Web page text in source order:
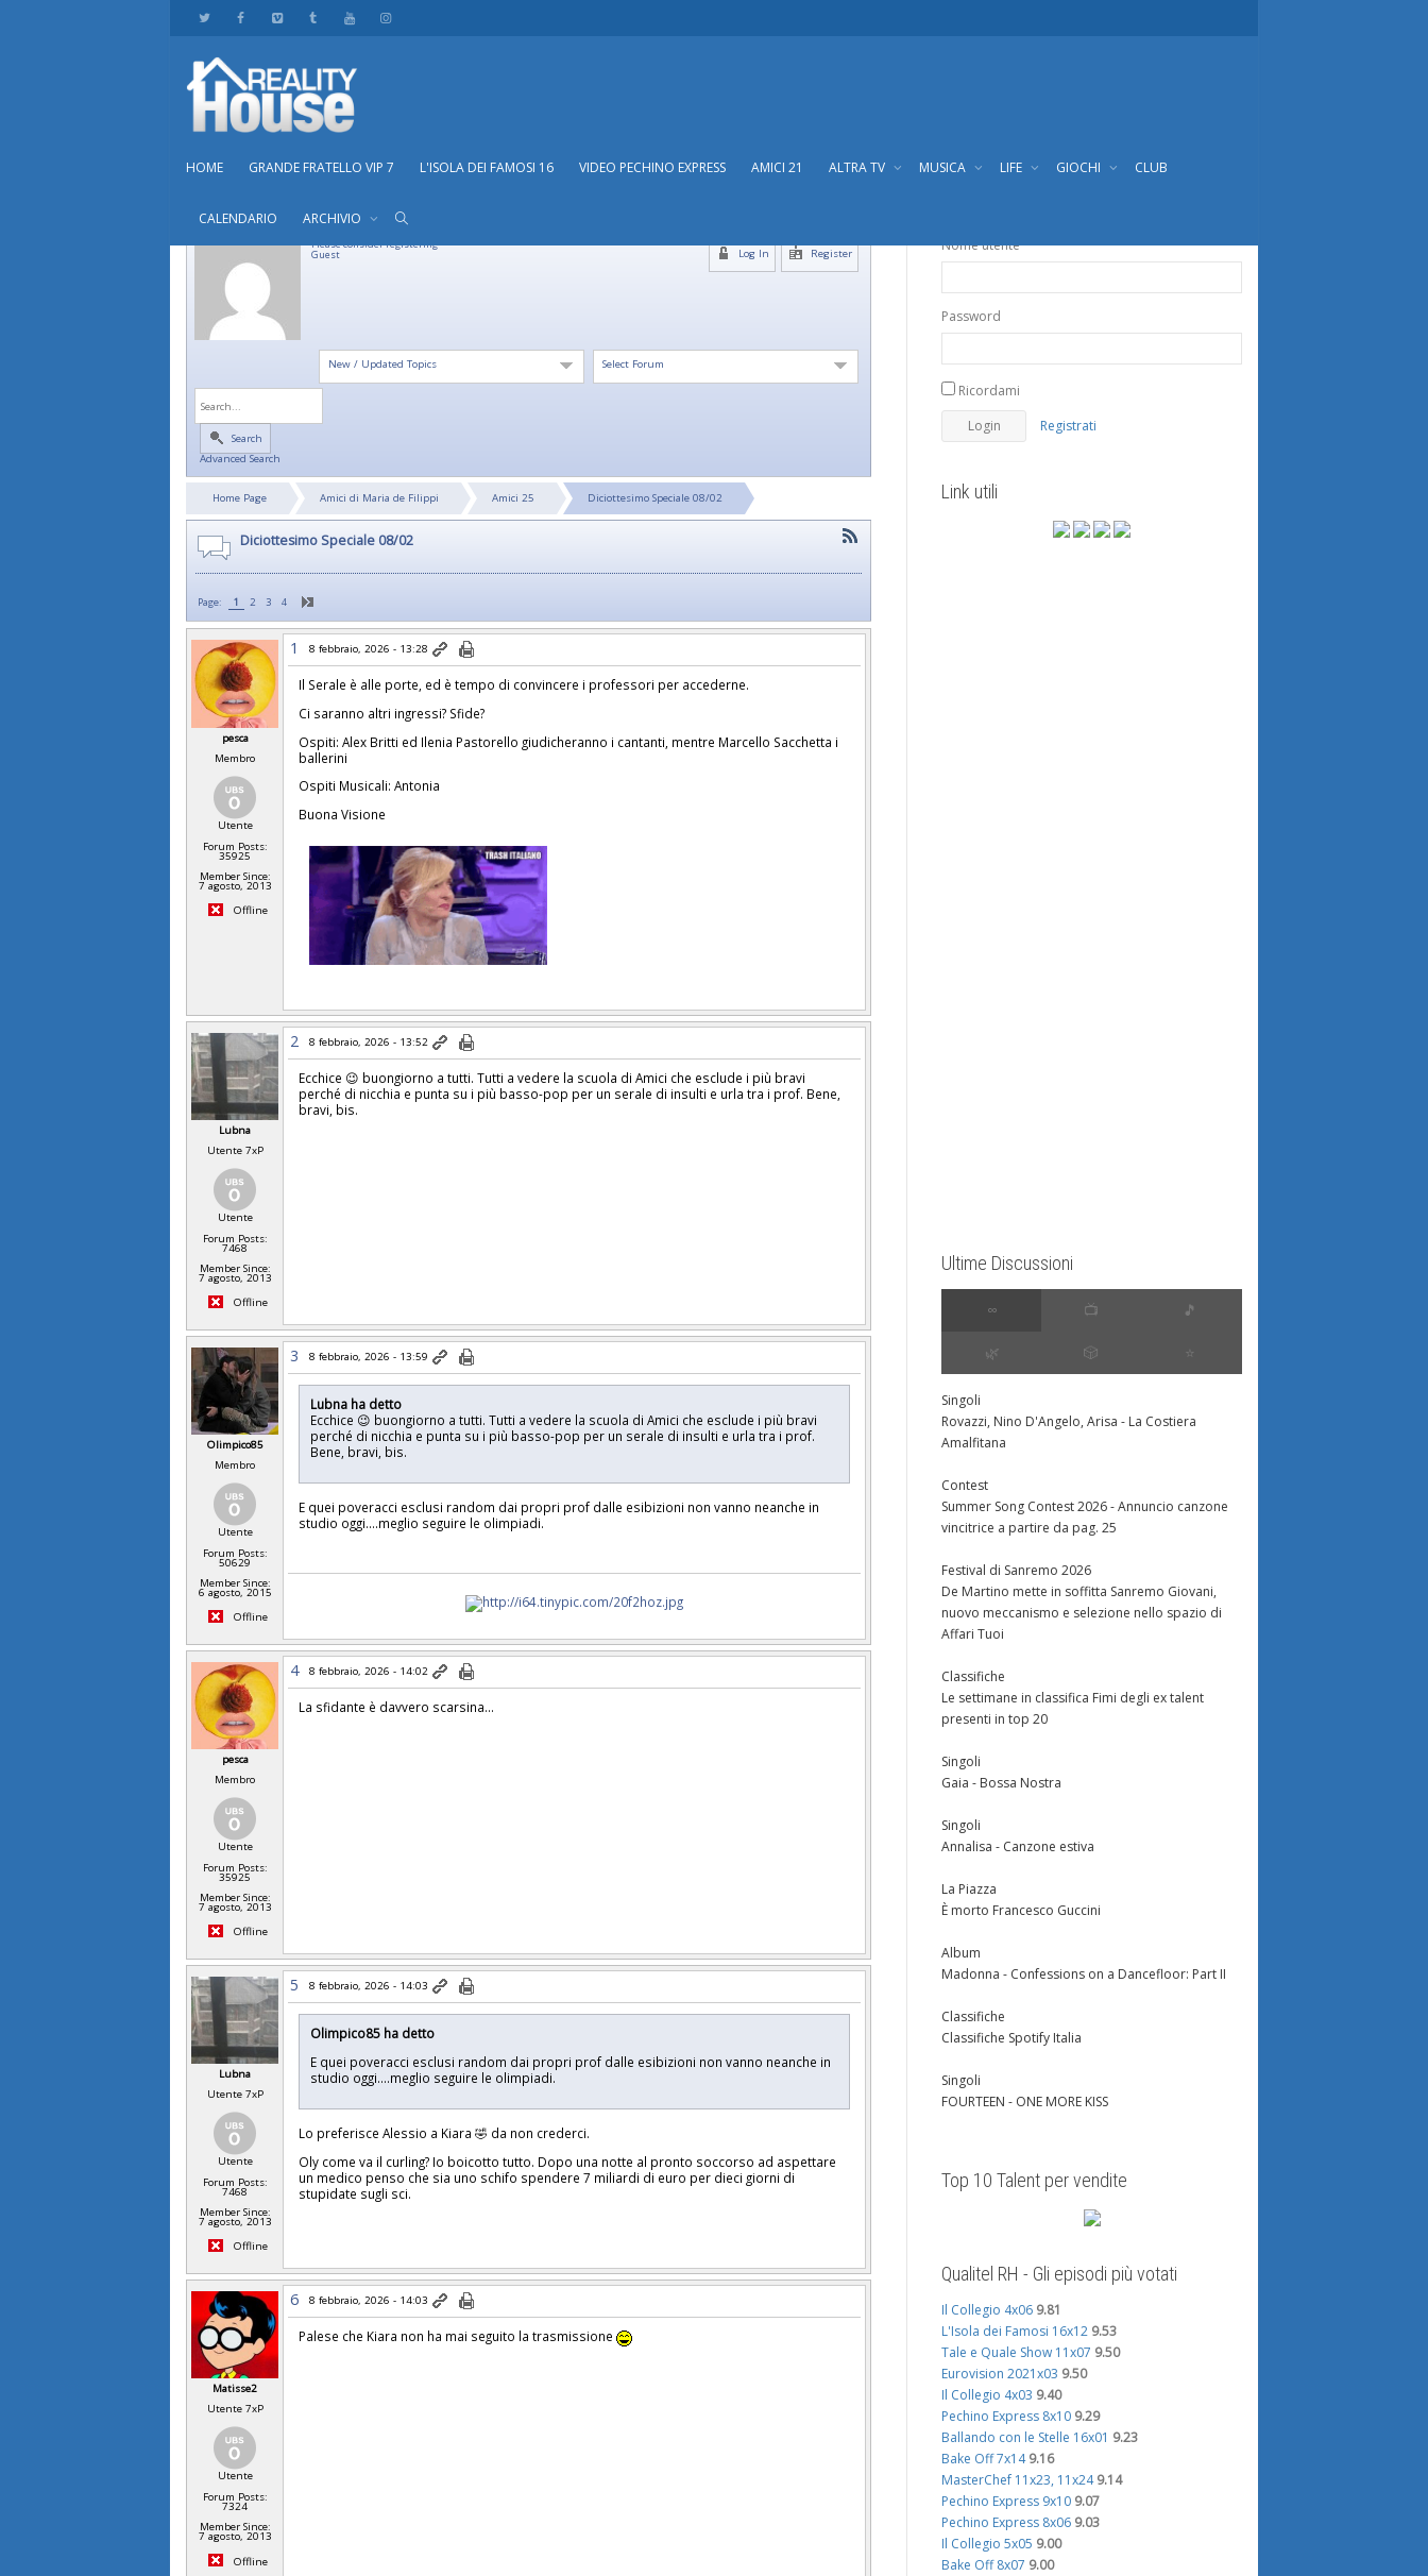
HOME GRANDE FRATELLO VIP 7 L'ISOLA DEI FAMOSI 16 VIDEO PECHINO EXPRESS AMICI 21 ALTRA TV MUSICA LIFE GIOCHI CLUB
CALENDARIO ARCHIVIO
Please consider registering
Guest Register
Log In
Select Forum
New / Updated Topics
Search
Advanced Search
Home Page Amici di Maria de Filippi Amici 25 Diciottesimo Speciale 08/02
Diciottesimo Speciale 08/02
Page: 1 2 3 4
pesca
Membro
Utente
Forum Posts:
35925
Member Since:
7 agosto, 2013
Offline
1 8 febbraio, 2026 - 13:28
Il Serale è alle porte, ed è tempo di convincere i professori per accederne.
Ci saranno altri ingressi? Sfide?
Ospiti: Alex Britti ed Ilenia Pastorello giudicheranno i cantanti, mentre Marcello Sacchetta i
ballerini
Ospiti Musicali: Antonia
Buona Visione
Lubna
Utente 7xP
Utente
Forum Posts:
7468
Member Since:
7 agosto, 2013
Offline
2 8 febbraio, 2026 - 13:52
Ecchice 😉 buongiorno a tutti. Tutti a vedere la scuola di Amici che esclude i più bravi
perché di nicchia e punta su i più basso-pop per un serale di insulti e urla tra i prof. Bene,
bravi, bis.
Olimpico85
Membro
Utente
Forum Posts:
50629
Member Since:
6 agosto, 2015
Offline
3 8 febbraio, 2026 - 13:59
Lubna ha detto
Ecchice 😉 buongiorno a tutti. Tutti a vedere la scuola di Amici che esclude i più bravi
perché di nicchia e punta su i più basso-pop per un serale di insulti e urla tra i prof.
Bene, bravi, bis.
E quei poveracci esclusi random dai propri prof dalle esibizioni non vanno neanche in
studio oggi....meglio seguire le olimpiadi.
pesca
Membro
Utente
Forum Posts:
35925
Member Since:
7 agosto, 2013
Offline
4 8 febbraio, 2026 - 14:02
La sfidante è davvero scarsina...
Lubna
Utente 7xP
Utente
Forum Posts:
7468
Member Since:
7 agosto, 2013
Offline
5 8 febbraio, 2026 - 14:03
Olimpico85 ha detto
E quei poveracci esclusi random dai propri prof dalle esibizioni non vanno neanche in
studio oggi....meglio seguire le olimpiadi.
Lo preferisce Alessio a Kiara 🤣 da non crederci.
Oly come va il curling? Io boicotto tutto. Dopo una notte al pronto soccorso ad aspettare
un medico penso che sia uno schifo spendere 7 miliardi di euro per dieci giorni di
stupidate sugli sci.
Matisse2
Utente 7xP
Utente
Forum Posts:
7324
Member Since:
7 agosto, 2013
Offline
6 8 febbraio, 2026 - 14:03
Palese che Kiara non ha mai seguito la trasmissione
Nome utente
Password
Ricordami
Registrati
Link utili
Ultime Discussioni
∞ 📺 🎵
🌿 🎲 ⭐️
Singoli
Rovazzi, Nino D'Angelo, Arisa - La Costiera
Amalfitana
Contest
Summer Song Contest 2026 - Annuncio canzone
vincitrice a partire da pag. 25
Festival di Sanremo 2026
De Martino mette in soffitta Sanremo Giovani,
nuovo meccanismo e selezione nello spazio di
Affari Tuoi
Classifiche
Le settimane in classifica Fimi degli ex talent
presenti in top 20
Singoli
Gaia - Bossa Nostra
Singoli
Annalisa - Canzone estiva
La Piazza
È morto Francesco Guccini
Album
Madonna - Confessions on a Dancefloor: Part II
Classifiche
Classifiche Spotify Italia
Singoli
FOURTEEN - ONE MORE KISS
Top 10 Talent per vendite
Qualitel RH - Gli episodi più votati
Il Collegio 4x06 9.81
L'Isola dei Famosi 16x12 9.53
Tale e Quale Show 11x07 9.50
Eurovision 2021x03 9.50
Il Collegio 4x03 9.40
Pechino Express 8x10 9.29
Ballando con le Stelle 16x01 9.23
Bake Off 7x14 9.16
MasterChef 11x23, 11x24 9.14
Pechino Express 9x10 9.07
Pechino Express 8x06 9.03
Il Collegio 5x05 9.00
Bake Off 8x07 9.00